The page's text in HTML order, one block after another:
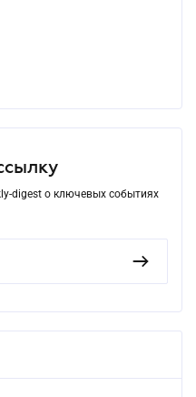
digest о ключевых событиях